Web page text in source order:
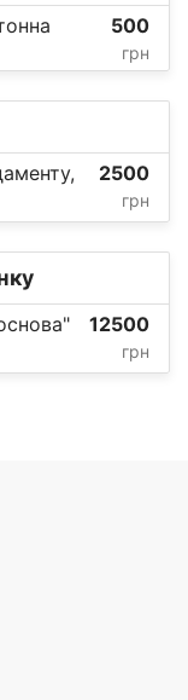
500
грн
2500
грн
12500
грн